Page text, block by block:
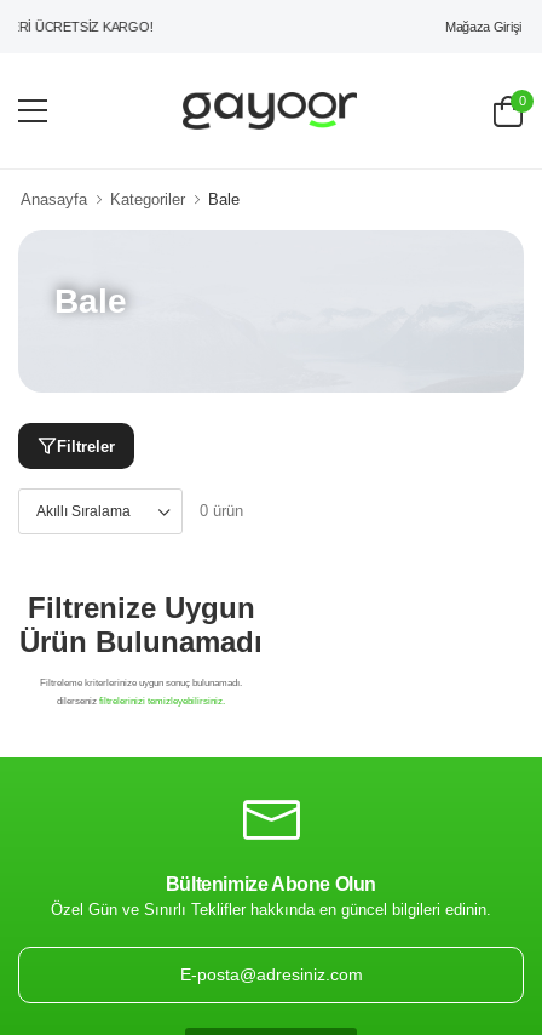
ÜCRETSİZ KARGO! Mağaza Girişi
0
Anasayfa Kategoriler Bale
Bale
Filtreler
0 ürün
Filtrenize Uygun
Bültenimize Abone Olun
Özel Gün ve Sınırlı Teklifler hakkında en güncel bilgileri edinin.